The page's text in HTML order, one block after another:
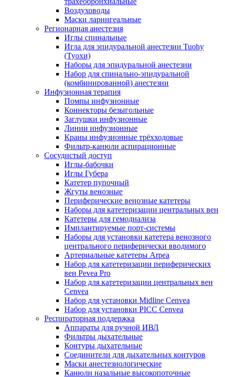
Воздуховоды
Маски ларингеальные
Регионарная анестезия
Иглы спинальные
Игла для эпидуральной анестезии Tuohy
(Туохи)
Наборы для эпидуральной анестезии
Набор для спинально-эпидуральной
(комбинированной) анестезии
Инфузионная терапия
Помпы инфузионные
Коннекторы безыгольные
Заглушки инфузионные
Линии инфузионные
Краны инфузионные трёхходовые
Фильтр-канюли аспирационные
Сосудистый доступ
Иглы-бабочки
Иглы Губера
Катетер пупочный
Жгуты венозные
Периферические венозные катетеры
Наборы для катетеризации центральных вен
Катетеры для гемодиализа
Имплантируемые порт‑системы
Наборы для установки катетера венозного
центрального периферически вводимого
Артериальные катетеры Arpea
Набор для катетеризации периферических
вен Pevea Pro
Набор для катетеризации центральных вен
Cenvea
Набор для установки Midline Cenvea
Набор для установки PICC Cenvea
Респираторная поддержка
Аппараты для ручной ИВЛ
Фильтры дыхательные
Контуры дыхательные
Соединители для дыхательных контуров
Маски анестезиологические
Канюли назальные высокопоточные